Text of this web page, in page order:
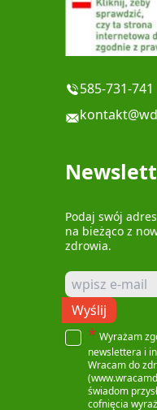
585-731-741
Podaj swój
na bieżąco z
zdrowia.
Wyślij
* Wyrażam
newslettera i
Wracam do
świadom
cofnięcia